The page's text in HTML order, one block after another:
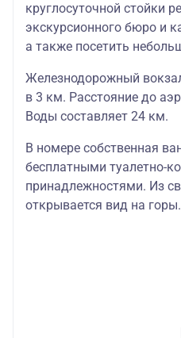
круглосуточной стойки
экскурсионного бюро и
а также посетить
Железнодорожный
в 3 км. Расстояние до
Воды составляет 24 км.
В номере собственная
бесплатными туалетно-
принадлежностями. Из
открывается вид на горы.